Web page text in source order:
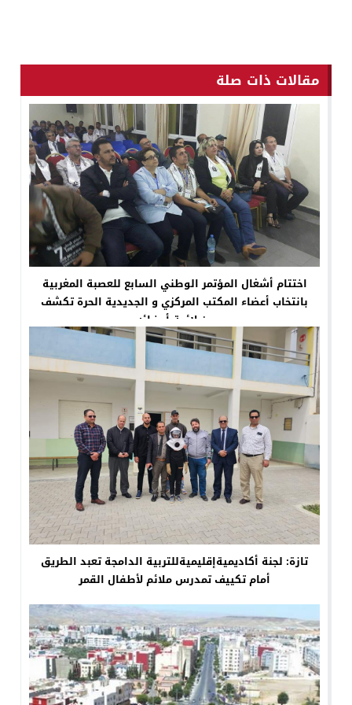
مقالات ذات صلة
اختتام أشغال المؤتمر الوطني السابع للعصبة المغربية
بانتخاب أعضاء المكتب المركزي و الجديدية الحرة تكشف
عن لائحة أعضائه
تازة: لجنة أكاديميةإقليميةللتربية الدامجة تعبد الطريق
أمام تكييف تمدرس ملائم لأطفال القمر